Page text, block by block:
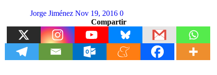
Jorge Jiménez Nov 19, 2016 0
Compartir